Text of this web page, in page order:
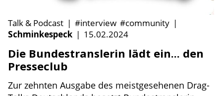
Talk & Podcast | #interview #community |
Schminkespeck | 15.02.2024
Die Bundestranslerin lädt ein... den
Presseclub
Zur zehnten Ausgabe des meistgesehenen Drag-